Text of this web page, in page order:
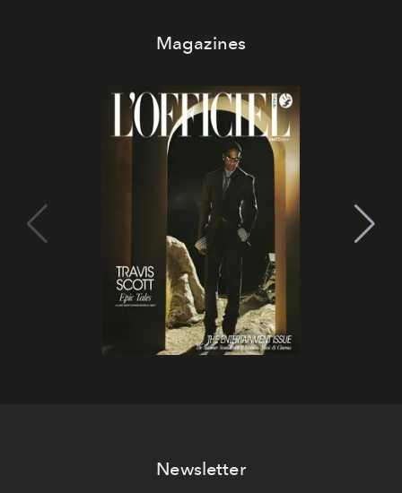
Magazines
Newsletter